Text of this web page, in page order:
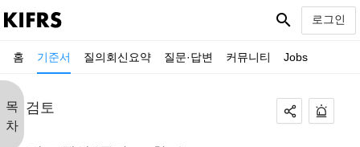
홈 기준서 질의회신요약 질문·답변 커뮤니티 Jobs
search 로그인
목
차
검토